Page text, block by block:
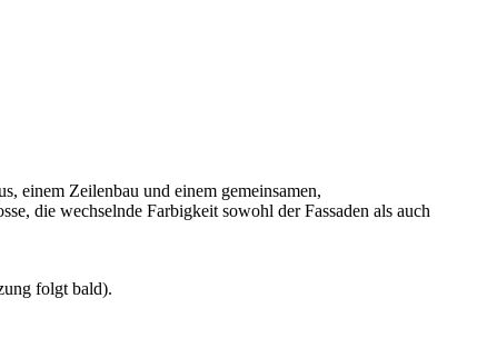
einem Zeilenbau und einem gemeinsamen,
die wechselnde Farbigkeit sowohl der Fassaden als auch
folgt bald).